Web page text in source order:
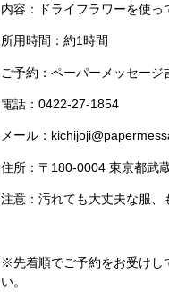
内容：ドライフラワーを使
所用時間：約1時間
ご予約：ペーパーメッセー
電話：0422-27-1854
メール：
住所：〒180-0004 東京都武
注意：汚れても大丈夫な服
※先着順でご予約をお受けし
い。